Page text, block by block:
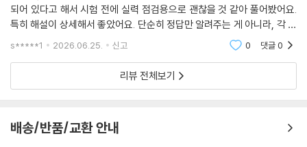
되어 있다고 해서 시험 전에 실력 점검용으로 괜찮을 것 같아 풀어봤어요.
특히 해설이 상세해서 좋았어요. 단순히 정답만 알려주는 게 아니라, 각 문
제의 풀이 과정을 자세히 설명해 줘서 제가 어디를 놓치고 있었는지 파악
s*****1 2026.06.25. 신고 0 댓글0
리뷰 전체보기
배송/반품/교환 안내